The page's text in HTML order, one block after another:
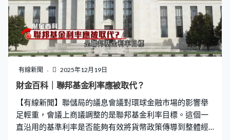
價去年分別升2.7倍及1.2倍，今年至今升股價亦進帳逾1
倍。加上當地政府積極推動「企業價值提升計劃」，效法
日本改革證交所制度，透過稅務優惠，鼓勵企業增加派息
及註銷庫存股。這種「重視股東回報」的結構轉變，成功
吸引全球主權基金重新配置資產。根據官方數據，外國投
資者持有南韓股票市值佔比由2024年的兩成七升至去年底
的30.8%。 作為典型的出口導向型經濟體，容易受到中美
貿易摩擦影響，而且容易受全球消費電子周期波動影響。
如何在AI科技紅利與地緣政治風險之間取得平衡，將是南
韓
有線新聞 2025年12月19日
財金百科｜聯邦基金利率應被取代？
【有線新聞】聯儲局的議息會議對環球金融市場的影響舉
足輕重，會議上商議調整的是聯邦基金利率目標。這個一
直沿用的基準利率是否能夠有效將貨幣政策傳導到整體經